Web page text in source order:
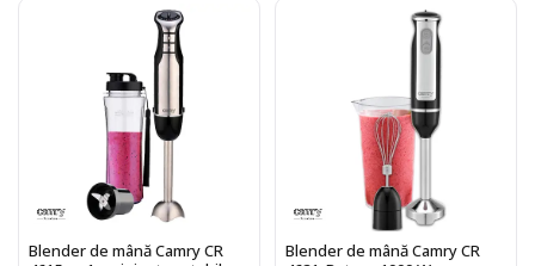
Blender de mână Camry CR
Blender de mână Camry CR